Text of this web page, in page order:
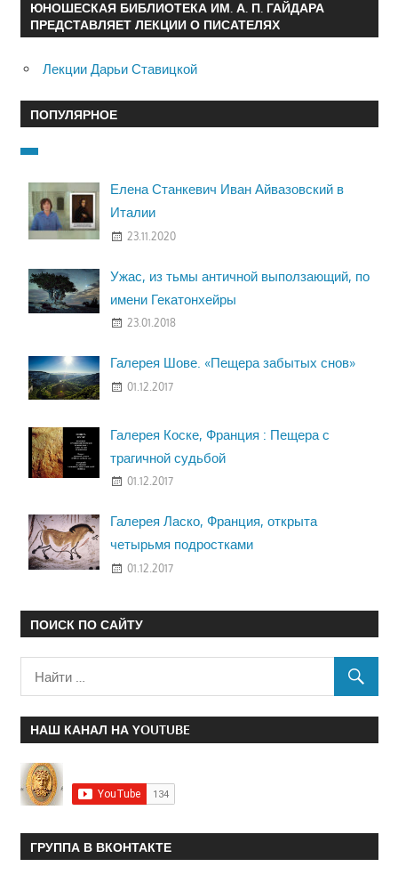
ЮНОШЕСКАЯ БИБЛИОТЕКА ИМ. А. П. ГАЙДАРА
ПРЕДСТАВЛЯЕТ ЛЕКЦИИ О ПИСАТЕЛЯХ
Лекции Дарьи Ставицкой
ПОПУЛЯРНОЕ
Елена Станкевич Иван Айвазовский в
Италии
23.11.2020
Ужас, из тьмы античной выползающий, по
имени Гекатонхейры
23.01.2018
Галерея Шове. «Пещера забытых снов»
01.12.2017
Галерея Коске, Франция : Пещера с
трагичной судьбой
01.12.2017
Галерея Ласко, Франция, открыта
четырьмя подростками
01.12.2017
ПОИСК ПО САЙТУ
НАШ КАНАЛ НА YOUTUBE
ГРУППА В ВКОНТАКТЕ